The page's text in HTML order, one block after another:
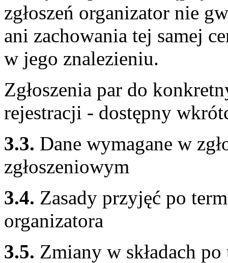
zgłoszeń organizator nie
ani zachowania tej samej
w jego znalezieniu.
Zgłoszenia par do
rejestracji - dostępny
3.3. Dane wymagane w
zgłoszeniowym
3.4. Zasady przyjęć po
organizatora
3.5. Zmiany w składach